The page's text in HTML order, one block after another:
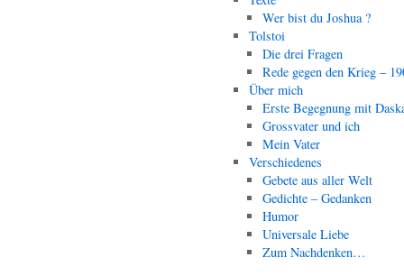
Wer bist du Joshua ?
Tolstoi
Die drei Fragen
Rede gegen den Krieg –
Über mich
Erste Begegnung mit
Grossvater und ich
Mein Vater
Verschiedenes
Gebete aus aller Welt
Gedichte – Gedanken
Humor
Universale Liebe
Zum Nachdenken…